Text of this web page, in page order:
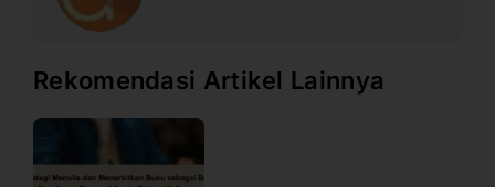
Rekomendasi Artikel Lainnya